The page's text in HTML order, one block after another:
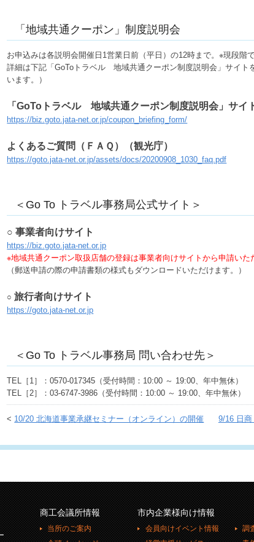
「地域共通クーポン」制度説明会
お申込みは各説明会開催日1営業日前（平日）の12時まで。※現段階
詳細は下記「GoToトラベル 地域共通クーポン制度説明会」サイト
います。）
「GoToトラベル 地域共通クーポン制度説明会」サイ
https://biz.goto.jata-net.or.jp/coupon_briefing_form/
よくあるご質問（ＦＡＱ）（観光庁）
https://goto.jata-net.or.jp/assets/docs/20200908_1030_faq.pdf
＜Go To トラベル事務局公式サイト＞
○ 事業者向けサイト
https://biz.goto.jata-net.or.jp
※地域共通クーポン取扱店舗の登録は事業者向けサイトから申請いた
（郵送申請の際の申請書類の様式もダウンロードいただけます。）
○旅行者向けサイト
https://goto.jata-net.or.jp
＜Go To トラベル事務局 問い合わせ先＞
TEL［1］：0570-017345（受付時間：10:00 ～ 19:00、年中無休）
TEL［2］：03-6747-3986（受付時間：10:00 ～ 19:00、年中無休）
< 10/20 北海道事業承継セミナー（オンライン）の開催
9/16 日商
商工会議所情報
当所のご案内
市内企業様向け情報
会員向けイベント情報
調